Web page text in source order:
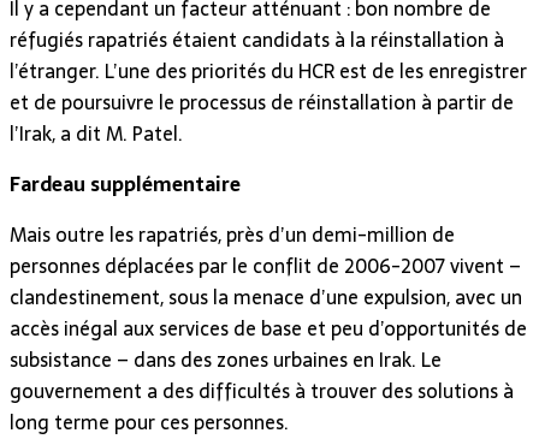
Il y a cependant un facteur atténuant : bon nombre de
réfugiés rapatriés étaient candidats à la réinstallation à
l’étranger. L’une des priorités du HCR est de les enregistrer
et de poursuivre le processus de réinstallation à partir de
l’Irak, a dit M. Patel.
Fardeau supplémentaire
Mais outre les rapatriés, près d’un demi-million de
personnes déplacées par le conflit de 2006-2007 vivent –
clandestinement, sous la menace d’une expulsion, avec un
accès inégal aux services de base et peu d’opportunités de
subsistance – dans des zones urbaines en Irak. Le
gouvernement a des difficultés à trouver des solutions à
long terme pour ces personnes.